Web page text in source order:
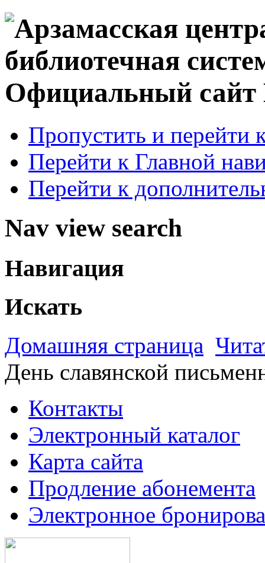
Официальный
Пропустить и перейти
Перейти к Главной
Перейти к
Nav view search
Навигация
Искать
Домашняя страница
День славянской
Контакты
Электронный каталог
Карта сайта
Продление абонемента
Электронное